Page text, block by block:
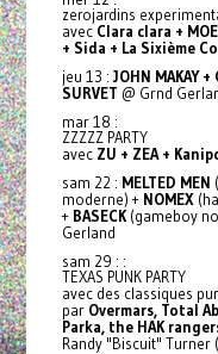
zerojardins
avecClara clara +
+ Sida + La Sixième
jeu 13 : JOHN MAKAY +
SURVET @ Grnd
mar 18 :
ZZZZZ PARTY
avec ZU + ZEA +
sam 22 : MELTED MEN
moderne) + NOMEX
+ BASECK(gameboy
Gerland
sam 29 : :
TEXAS PUNK PARTY
avec des classiques
par Overmars, Total
Parka, the HAK
Randy "Biscuit" Turner